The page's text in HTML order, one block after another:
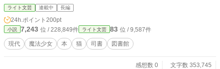
た。 ※この物語はフィクションです。実在の人物、団体とは一切関係ありませ
ん。 ※「小説家になろう」「カクヨム」でも連載中。
ライト文芸 連載中 長編
24h.ポイント 200pt
小説 7,243 位 / 228,849件 ライト文芸 83 位 / 9,587件
現代 魔法少女 本 猫 司書 図書館
感想数 0
文字数 353,745